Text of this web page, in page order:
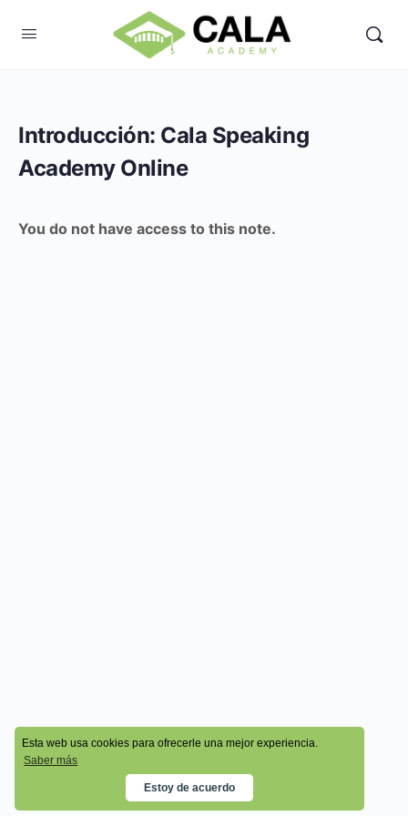
Esta web usa cookies para ofrecerle una mejor experiencia.
Saber más
Estoy de acuerdo
Introducción: Cala Speaking
Academy Online
You do not have access to this note.
© 2026 - Cala Academy